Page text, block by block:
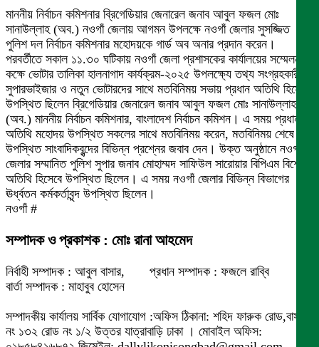
মাননীয় নির্বাচন কমিশনার ব্রিগেডিয়ার জেনারেল জনাব আবুল ফজল মোঃ
সানাউল্লাহ (অব.) নওগাঁ জেলায় আগমন উপলক্ষে নওগাঁ জেলার সুসজ্জিত
পুলিশ দল নির্বাচন কমিশনার মহোদয়কে গার্ড অব অনার প্রদান করেন।
পরবর্তীতে সকাল ১১.৩০ ঘটিকায় নওগাঁ জেলা প্রশাসকের কার্যালয়ের সম্মেলন
কক্ষে ভোটার তালিকা হালনাগাদ কার্যক্রম-২০২৫ উপলক্ষ্যে তথ্য সংগ্রহকারী,
সুপারভাইজার ও নতুন ভোটারদের সাথে মতবিনিময় সভায় প্রধান অতিথি হিসেবে
উপস্থিত ছিলেন ব্রিগেডিয়ার জেনারেল জনাব আবুল ফজল মোঃ সানাউল্লাহ
(অব.) মাননীয় নির্বাচন কমিশনার, বাংলাদেশ নির্বাচন কমিশন। এ সময় প্রধান
অতিথি মহোদয় উপস্থিত সকলের সাথে মতবিনিময় করেন, মতবিনিময় শেষে
উপস্থিত সাংবাদিকবৃন্দের বিভিন্ন প্রশ্নের জবাব দেন। উক্ত অনুষ্ঠানে নওগাঁ
জেলার সম্মানিত পুলিশ সুপার জনাব মোহাম্মদ সাফিউল সারোয়ার বিপিএম বিশেষ
অতিথি হিসেবে উপস্থিত ছিলেন। এ সময় নওগাঁ জেলার বিভিন্ন বিভাগের
ঊর্ধ্বতন কর্মকর্তাবৃন্দ উপস্থিত ছিলেন।
নওগাঁ #
সম্পাদক ও প্রকাশক : মোঃ রানা আহমেদ
নির্বাহী সম্পাদক : আবুল বাসার, প্রধান সম্পাদক : ফজলে রাব্বি
বার্তা সম্পাদক : মাহাবুব হোসেন
সম্পাদকীয় কার্যালয় সার্বিক যোগাযোগ :অফিস ঠিকানা: শহিদ ফারুক রোড,বাসা
নং ১৩২ রোড নং ১/২ উত্তর যাত্রাবাড়ি ঢাকা । মোবাইল অফিস: